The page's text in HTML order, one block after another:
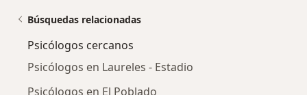
Búsquedas relacionadas
Psicólogos cercanos
Psicólogos en Laureles - Estadio
Psicólogos en El Poblado